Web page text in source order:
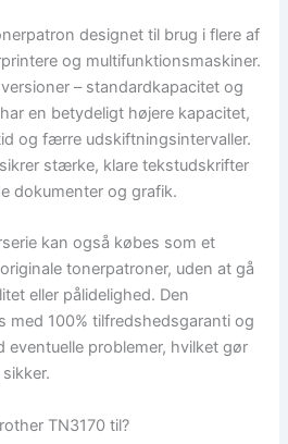
designet til brug i flere af
og multifunktionsmaskiner.
– standardkapacitet og
en betydeligt højere kapacitet,
og færre udskiftningsintervaller.
stærke, klare tekstudskrifter
dokumenter og grafik.
kan også købes som et
tonerpatroner, uden at gå
eller pålidelighed. Den
med 100% tilfredshedsgaranti og
eventuelle problemer, hvilket gør
TN3170 til?